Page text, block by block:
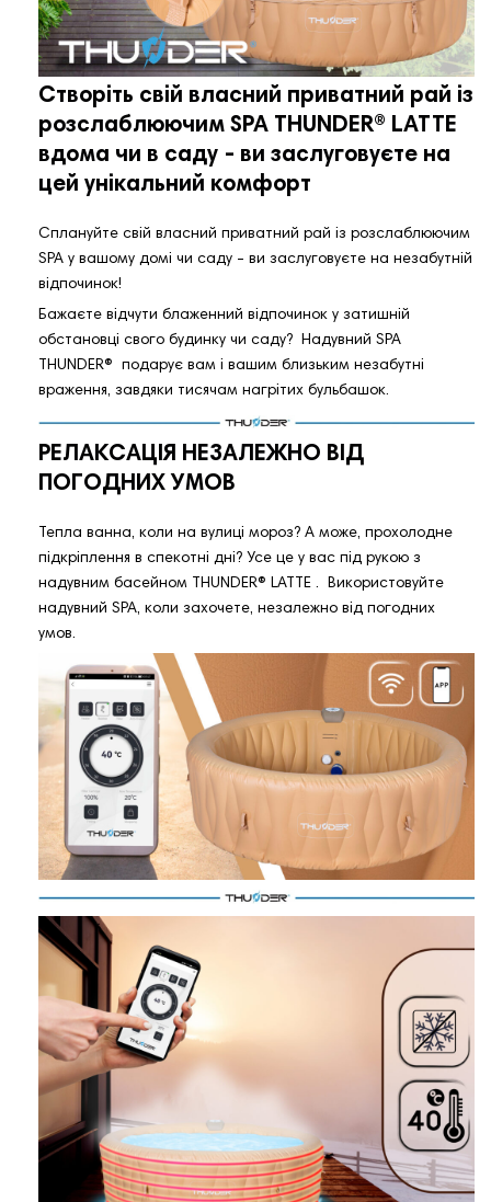
Створіть свій власний приватний рай із
розслаблюючим SPA THUNDER®️ LATTE
вдома чи в саду - ви заслуговуєте на
цей унікальний комфорт
Сплануйте свій власний приватний рай із розслаблюючим
SPA у вашому домі чи саду - ви заслуговуєте на незабутній
відпочинок!
Бажаєте відчути блаженний відпочинок у затишній
обстановці свого будинку чи саду? Надувний SPA
THUNDER®️ подарує вам і вашим близьким незабутні
враження, завдяки тисячам нагрітих бульбашок.
РЕЛАКСАЦІЯ НЕЗАЛЕЖНО ВІД
ПОГОДНИХ УМОВ
Тепла ванна, коли на вулиці мороз? А може, прохолодне
підкріплення в спекотні дні? Усе це у вас під рукою з
надувним басейном THUNDER®️ LATTE . Використовуйте
надувний SPA, коли захочете, незалежно від погодних
умов.